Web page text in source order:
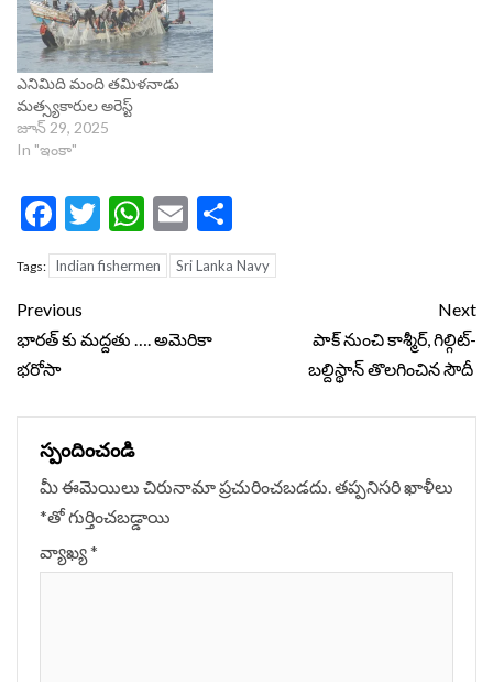
ఎనిమిది మంది తమిళనాడు
మత్స్యకారుల అరెస్ట్
జూన్ 29, 2025
In "ఇంకా"
Facebook
Twitter
WhatsApp
Email
Tags: Indian fishermen Sri Lanka Navy
Continue
Reading
Previous
భారత్ కు మద్దతు …. అమెరికా
భరోసా
Next
పాక్ నుంచి కాశ్మీర్, గిల్గిట్-
బల్దిస్థాన్ తొలగించిన సౌదీ
స్పందించండి
మీ ఈమెయిలు చిరునామా ప్రచురించబడదు.తప్పనిసరి ఖాళీలు
*‌తో గుర్తించబడ్డాయి
వ్యాఖ్య*